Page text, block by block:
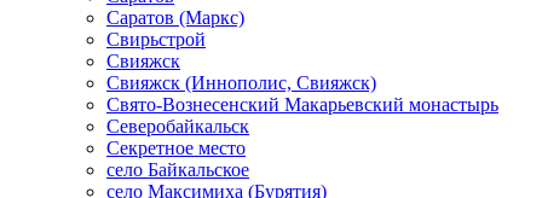
Саратов (Маркс)
Свирьстрой
Свияжск
Свияжск (Иннополис, Свияжск)
Свято-Вознесенский Макарьевский монастырь
Северобайкальск
Секретное место
село Байкальское
село Максимиха (Бурятия)